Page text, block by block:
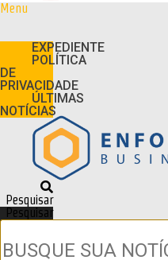
Menu
EXPEDIENTE
POLÍTICA
DE
PRIVACIDADE
ÚLTIMAS
NOTÍCIAS
Pesquisar
Pesquisar